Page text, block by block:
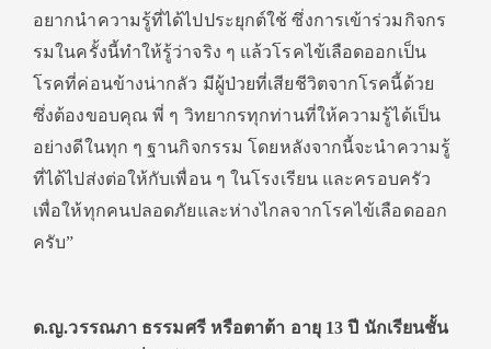
อยากนำความรู้ที่ได้ไปประยุกต์ใช้ ซึ่งการเข้าร่วมกิจกร
รมในครั้งนี้ทำให้รู้ว่าจริง ๆ แล้วโรคไข้เลือดออกเป็น
โรคที่ค่อนข้างน่ากลัว มีผู้ป่วยที่เสียชีวิตจากโรคนี้ด้วย
ซึ่งต้องขอบคุณ พี่ ๆ วิทยากรทุกท่านที่ให้ความรู้ได้เป็น
อย่างดีในทุก ๆ ฐานกิจกรรม โดยหลังจากนี้จะนำความรู้
ที่ได้ไปส่งต่อให้กับเพื่อน ๆ ในโรงเรียน และครอบครัว
เพื่อให้ทุกคนปลอดภัยและห่างไกลจากโรคไข้เลือดออก
ครับ”
ด.ญ.วรรณภา ธรรมศรี หรือตาต้า อายุ 13ปี นักเรียนชั้น